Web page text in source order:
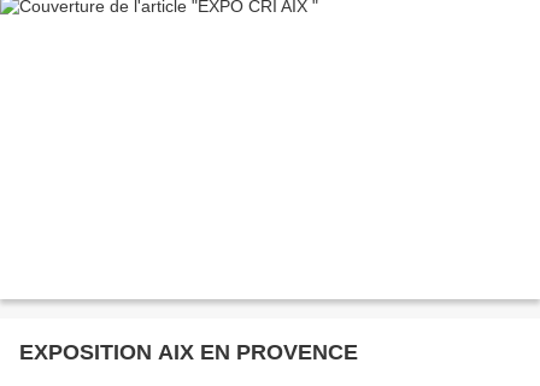
EXPOSITION AIX EN PROVENCE